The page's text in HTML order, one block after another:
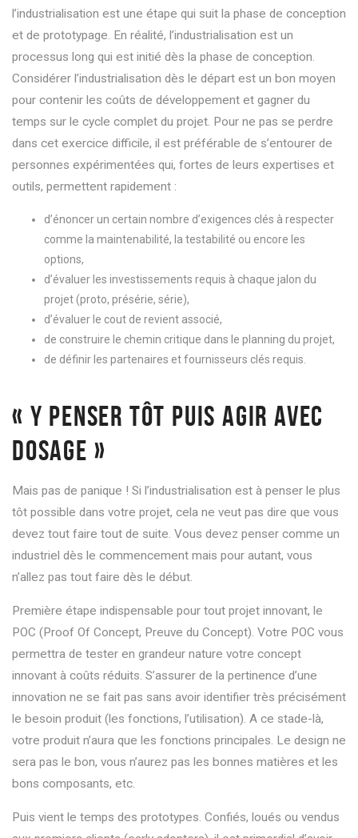
l’industrialisation est une étape qui suit la phase de conception
et de prototypage. En réalité, l’industrialisation est un
processus long qui est initié dès la phase de conception.
Considérer l’industrialisation dès le départ est un bon moyen
pour contenir les coûts de développement et gagner du
temps sur le cycle complet du projet. Pour ne pas se perdre
dans cet exercice difficile, il est préférable de s’entourer de
personnes expérimentées qui, fortes de leurs expertises et
outils, permettent rapidement :
d’énoncer un certain nombre d’exigences clés à respecter
comme la maintenabilité, la testabilité ou encore les
options,
d’évaluer les investissements requis à chaque jalon du
projet (proto, présérie, série),
d’évaluer le cout de revient associé,
de construire le chemin critique dans le planning du projet,
de définir les partenaires et fournisseurs clés requis.
« Y PENSER TÔT PUIS AGIR AVEC
DOSAGE »
Mais pas de panique ! Si l’industrialisation est à penser le plus
tôt possible dans votre projet, cela ne veut pas dire que vous
devez tout faire tout de suite. Vous devez penser comme un
industriel dès le commencement mais pour autant, vous
n’allez pas tout faire dès le début.
Première étape indispensable pour tout projet innovant, le
POC (Proof Of Concept, Preuve du Concept). Votre POC vous
permettra de tester en grandeur nature votre concept
innovant à coûts réduits. S’assurer de la pertinence d’une
innovation ne se fait pas sans avoir identifier très précisément
le besoin produit (les fonctions, l’utilisation). A ce stade-là,
votre produit n’aura que les fonctions principales. Le design ne
sera pas le bon, vous n’aurez pas les bonnes matières et les
bons composants, etc.
Puis vient le temps des prototypes. Confiés, loués ou vendus